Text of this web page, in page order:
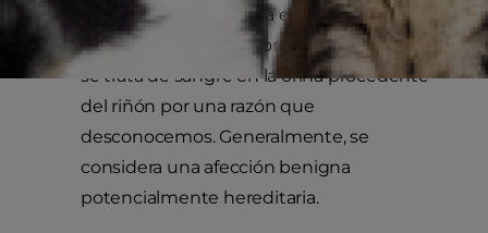
enfermedad idiopática es una afección de
causa desconocida, por lo que en este caso
se trata de sangre en la orina procedente
del riñón por una razón que
desconocemos. Generalmente, se
considera una afección benigna
potencialmente hereditaria.